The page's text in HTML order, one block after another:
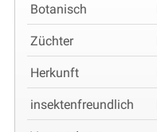
Botanisch
Züchter
Herkunft
insektenfreundlich